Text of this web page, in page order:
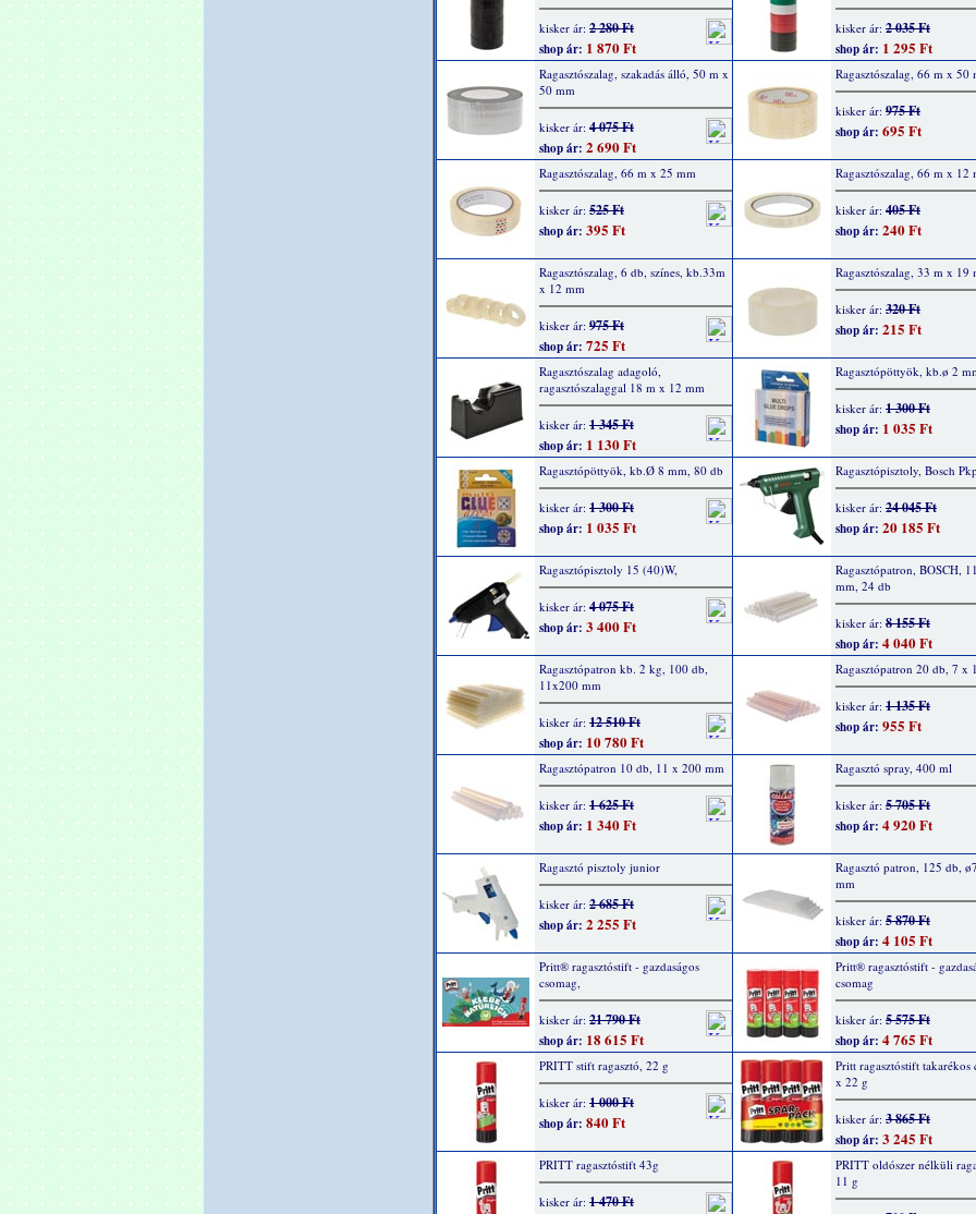
kisker ár: 2 280 Ft
shop ár: 1 870 Ft
kisker ár: 2 035 Ft
shop ár: 1 295 Ft
Ragasztószalag, szakadás álló, 50 m x
50 mm
kisker ár: 4 075 Ft
shop ár: 2 690 Ft
Ragasztószalag, 66 m x 50
kisker ár: 975 Ft
shop ár: 695 Ft
Ragasztószalag, 66 m x 25 mm
kisker ár: 525 Ft
shop ár: 395 Ft
Ragasztószalag, 66 m x 12
kisker ár: 405 Ft
shop ár: 240 Ft
Ragasztószalag, 6 db, színes, kb.33m
x 12 mm
kisker ár: 975 Ft
shop ár: 725 Ft
Ragasztószalag, 33 m x 19
kisker ár: 320 Ft
shop ár: 215 Ft
Ragasztószalag adagoló,
ragasztószalaggal 18 m x 12 mm
kisker ár: 1 345 Ft
shop ár: 1 130 Ft
Ragasztópöttyök, kb.ø 2
kisker ár: 1 300 Ft
shop ár: 1 035 Ft
Ragasztópöttyök, kb.Ø 8 mm, 80 db
kisker ár: 1 300 Ft
shop ár: 1 035 Ft
Ragasztópisztoly, Bosch
kisker ár: 24 045 Ft
shop ár: 20 185 Ft
Ragasztópisztoly 15 (40)W,
kisker ár: 4 075 Ft
shop ár: 3 400 Ft
Ragasztópatron, BOSCH,
mm, 24 db
kisker ár: 8 155 Ft
shop ár: 4 040 Ft
Ragasztópatron kb. 2 kg, 100 db,
11x200 mm
kisker ár: 12 510 Ft
shop ár: 10 780 Ft
Ragasztópatron 20 db, 7 x
kisker ár: 1 135 Ft
shop ár: 955 Ft
Ragasztópatron 10 db, 11 x 200 mm
kisker ár: 1 625 Ft
shop ár: 1 340 Ft
Ragasztó spray, 400 ml
kisker ár: 5 705 Ft
shop ár: 4 920 Ft
Ragasztó pisztoly junior
kisker ár: 2 685 Ft
shop ár: 2 255 Ft
Ragasztó patron, 125 db,
mm
kisker ár: 5 870 Ft
shop ár: 4 105 Ft
Pritt® ragasztóstift - gazdaságos
csomag,
kisker ár: 21 790 Ft
shop ár: 18 615 Ft
Pritt® ragasztóstift -
csomag
kisker ár: 5 575 Ft
shop ár: 4 765 Ft
PRITT stift ragasztó, 22 g
kisker ár: 1 000 Ft
shop ár: 840 Ft
Pritt ragasztóstift takarékos
x 22 g
kisker ár: 3 865 Ft
shop ár: 3 245 Ft
PRITT ragasztóstift 43g
kisker ár: 1 470 Ft
PRITT oldószer nélküli
11 g